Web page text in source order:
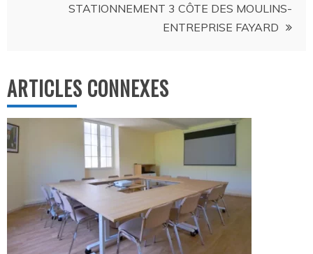
STATIONNEMENT 3 CÔTE DES MOULINS-
ENTREPRISE FAYARD
ARTICLES CONNEXES